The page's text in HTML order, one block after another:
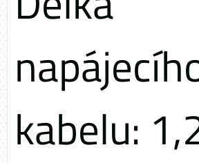
kabelu: